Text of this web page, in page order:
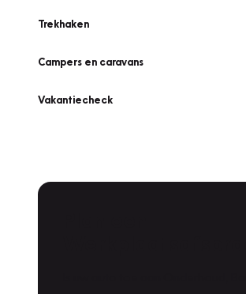
Trekhaken
Campers en caravans
Vakantiecheck